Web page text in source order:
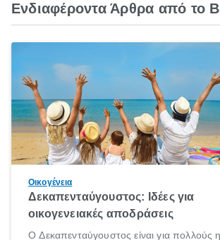
Ενδιαφέροντα Άρθρα από το
Οικογένεια
Δεκαπενταύγουστος: Ιδέες για
οικογενειακές αποδράσεις
Ο Δεκαπενταύγουστος είναι για πολλούς η